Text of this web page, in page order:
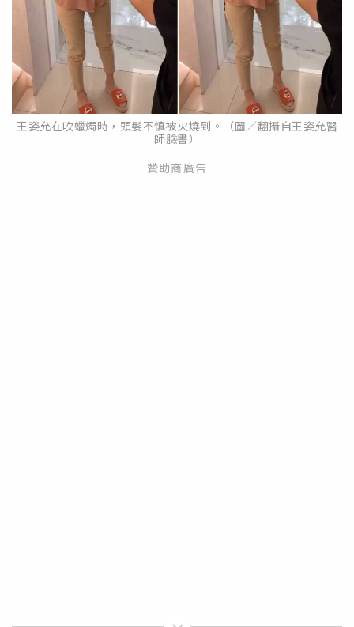
王姿允在吹蠟燭時，頭髮不慎被火燒到。（圖／翻攝自王姿允醫
師臉書）